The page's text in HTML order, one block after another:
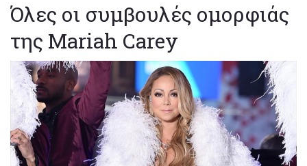
Όλες οι συμβουλές ομορφιάς
της Mariah Carey